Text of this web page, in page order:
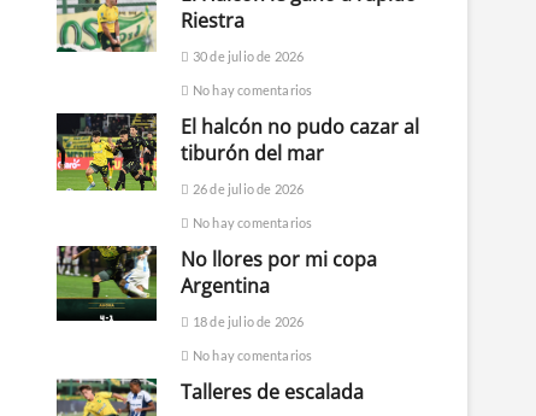
Riestra
30 de julio de 2026
No hay comentarios
El halcón no pudo cazar al
tiburón del mar
26 de julio de 2026
No hay comentarios
No llores por mi copa
Argentina
18 de julio de 2026
No hay comentarios
Talleres de escalada